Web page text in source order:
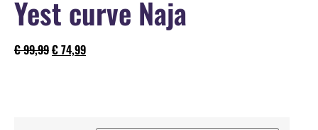
Yest curve Naja
€99,99€74,99